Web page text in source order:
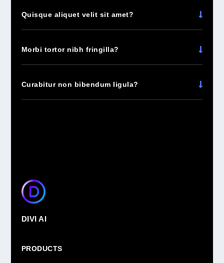
Quisque aliquet velit sit amet?
Morbi tortor nibh fringilla?
Curabitur non bibendum ligula?
DIVI AI
PRODUCTS